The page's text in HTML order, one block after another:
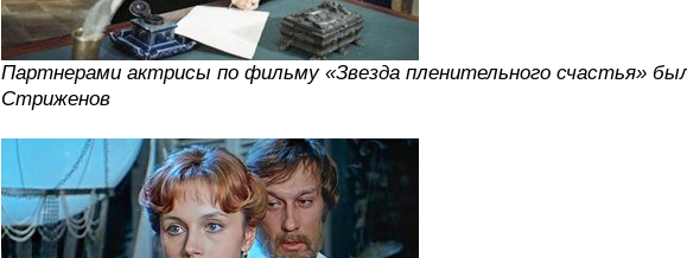
Партнерами актрисы по фильму «Звезда пленительного счастья»
Стриженов